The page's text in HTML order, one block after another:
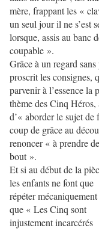
mère, frappant les «
un seul jour il ne s’est
lorsque, assis au banc
coupable ».
Grâce à un regard
proscrit les consignes,
parvenir à l’essence
thème des Cinq Héros,
d’« aborder le sujet
coup de grâce au
renoncer « à prendre
bout ».
Et si au début de la
les enfants ne font que
répéter mécaniquement
que « Les Cinq sont
injustement incarcérés